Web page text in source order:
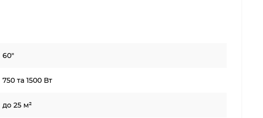
60″
750 та 1500 Вт
до 25 м²